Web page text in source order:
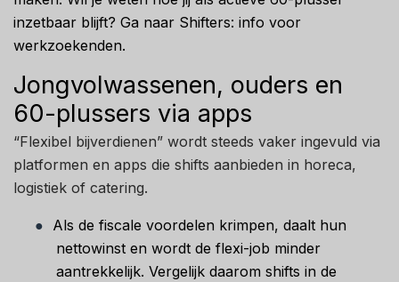
inzetbaar blijft? Ga naar Shifters: info voor
werkzoekenden.
Jongvolwassenen, ouders en
60-plussers via apps
“Flexibel bijverdienen” wordt steeds vaker ingevuld via
platformen en apps die shifts aanbieden in horeca,
logistiek of catering.
● Als de fiscale voordelen krimpen, daalt hun
nettowinst en wordt de flexi-job minder
aantrekkelijk. Vergelijk daarom shifts in de